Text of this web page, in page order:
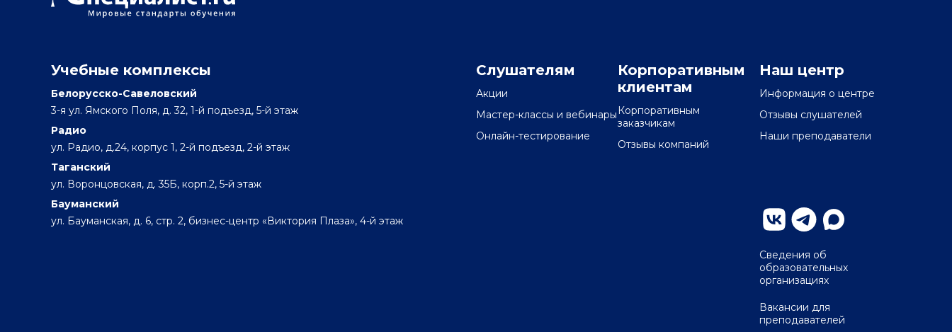
Учебные комплексы
Белорусско-Савеловский
3-я ул. Ямского Поля, д. 32, 1-й подъезд, 5-й этаж
Радио
ул. Радио, д.24, корпус 1, 2-й подъезд, 2-й этаж
Таганский
ул. Воронцовская, д. 35Б, корп.2, 5-й этаж
Бауманский
ул. Бауманская, д. 6, стр. 2, бизнес-центр «Виктория Плаза», 4-й этаж
Слушателям
Акции
Мастер-классы и вебинары
Онлайн-тестирование
Корпоративным
клиентам
Корпоративным
заказчикам
Отзывы компаний
Наш центр
Информация о центре
Отзывы слушателей
Наши преподаватели
Сведения об
образовательных
организациях
Вакансии для
преподавателей